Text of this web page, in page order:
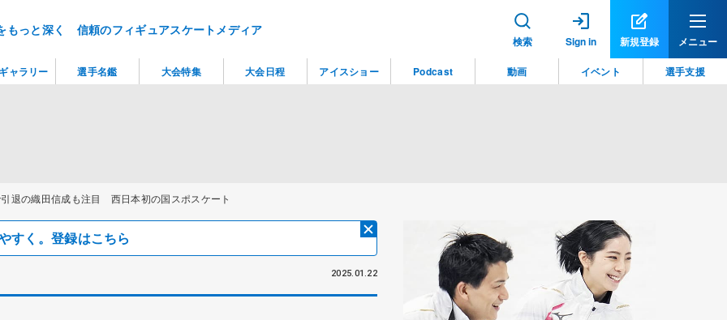
もっと深く 信頼のフィギュアスケートメディア
検索 Sign in 新規登録 メニュー
退の織田信成も注目 西日本初の国スポスケート
すく。登録はこちら
2025.01.22
ャラリー 選手名鑑 大会特集 大会日程 アイスショー Podcast 動画 イベント 選手支援